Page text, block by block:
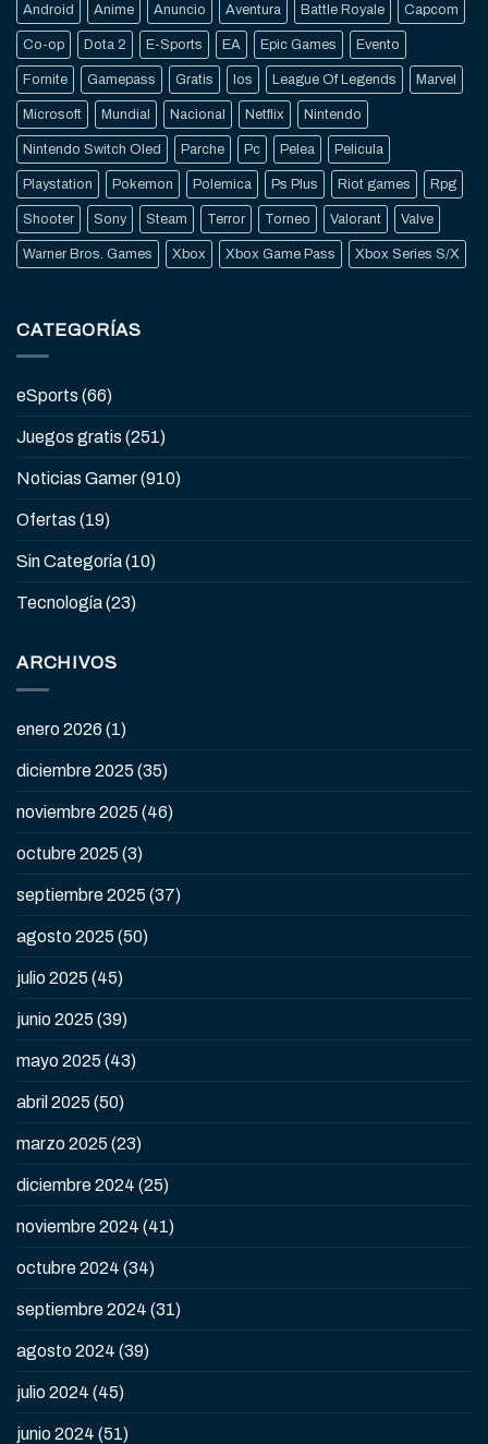
Android Anime Anuncio Aventura Battle Royale Capcom
Co-op Dota 2 E-Sports EA Epic Games Evento
Fornite Gamepass Gratis Ios League Of Legends Marvel
Microsoft Mundial Nacional Netflix Nintendo
Nintendo Switch Oled Parche Pc Pelea Pelicula
Playstation Pokemon Polemica Ps Plus Riot games Rpg
Shooter Sony Steam Terror Torneo Valorant Valve
Warner Bros. Games Xbox Xbox Game Pass Xbox Series S/X
CATEGORÍAS
eSports (66)
Juegos gratis (251)
Noticias Gamer(910)
Ofertas (19)
Sin Categoría(10)
Tecnología(23)
ARCHIVOS
enero 2026 (1)
diciembre 2025 (35)
noviembre 2025 (46)
octubre 2025 (3)
septiembre 2025 (37)
agosto 2025 (50)
julio 2025 (45)
junio 2025 (39)
mayo 2025 (43)
abril 2025 (50)
marzo 2025 (23)
diciembre 2024 (25)
noviembre 2024 (41)
octubre 2024 (34)
septiembre 2024 (31)
agosto 2024 (39)
julio 2024 (45)
junio 2024 (51)